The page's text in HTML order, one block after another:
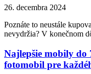
26. decembra 2024
Poznáte to neustále
nevydržia? V konečnom
Najlepšie mobily do
fotomobil pre